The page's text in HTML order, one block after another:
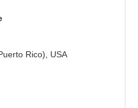
Rico), USA